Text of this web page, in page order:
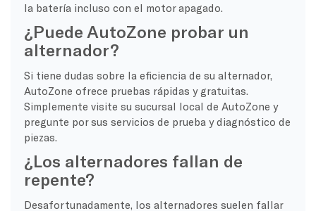
la batería incluso con el motor apagado.
¿Puede AutoZone probar un
alternador?
Si tiene dudas sobre la eficiencia de su alternador,
AutoZone ofrece pruebas rápidas y gratuitas.
Simplemente visite su sucursal local de AutoZone y
pregunte por sus servicios de prueba y diagnóstico de
piezas.
¿Los alternadores fallan de
repente?
Desafortunadamente, los alternadores suelen fallar